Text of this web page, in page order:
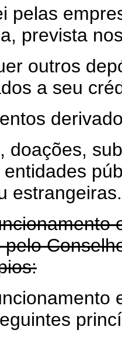
pelas
prevista
a seu
estrangeiras.